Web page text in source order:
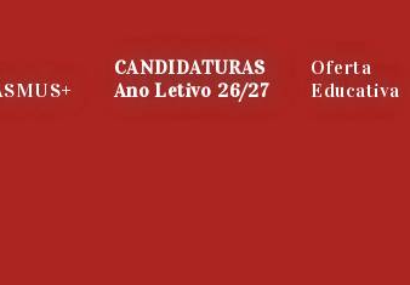
CANDIDATURAS
Ano Letivo 26/27
Oferta
Educativa